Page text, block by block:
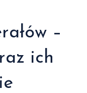
–
ich